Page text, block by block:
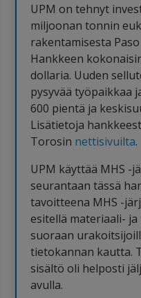
UPM on tehnyt
miljoonan tonnin
rakentamisesta
Hankkeen
dollaria. Uuden
pysyvää työpaikkaa
600 pientä ja
Lisätietoja
Torosin nettisivuilta.
UPM käyttää MHS -
seurantaan tässä
tavoitteena MHS -
esitellä materiaali-
suoraan
tietokannan kautta.
sisältö oli helposti
avulla.